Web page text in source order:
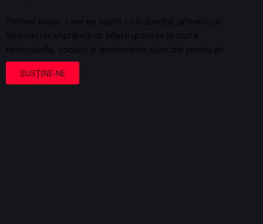
Patronii noștri, care ne susțin cu o donație, primesc un
Newsletter săptămânal, bilete gratuite la toate
festivalurile, cadouri și evenimente speciale pentru ei!
SUSȚINE-NE